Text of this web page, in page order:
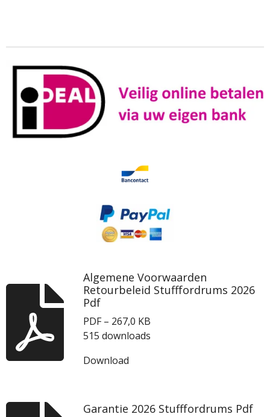
Algemene Voorwaarden
Retourbeleid Stufffordrums 2026
Pdf
PDF – 267,0 KB
515 downloads
Download
Garantie 2026 Stufffordrums Pdf